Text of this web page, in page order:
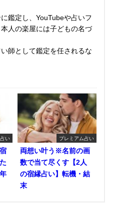
鑑定し、YouTubeや占いフ
人の楽屋には子どもの名づ
師として鑑定を任されるな
い プレミアム占い
両想い叶う※名前の画
数で当て尽くす【2人
の宿縁占い】転機・結
末